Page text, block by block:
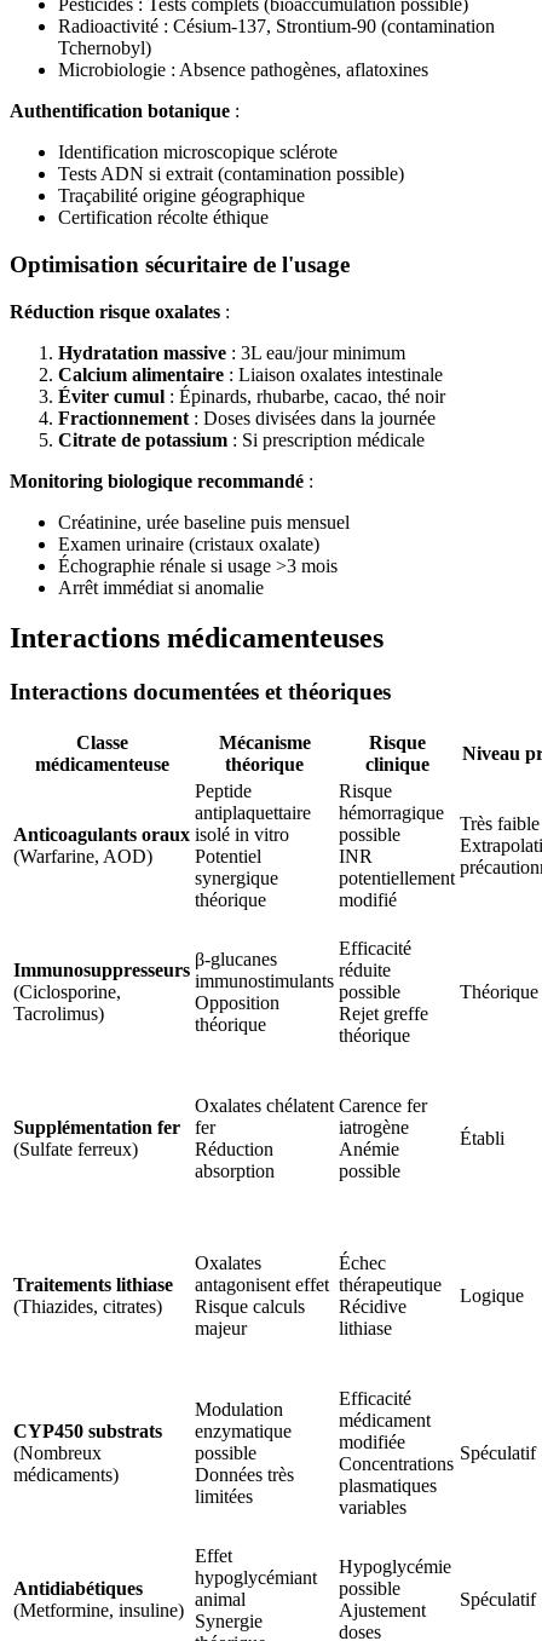
Pesticides : Tests complets (bioaccumulation possible)
Radioactivité : Césium-137, Strontium-90 (contamination
Tchernobyl)
Microbiologie : Absence pathogènes, aflatoxines
Authentification botanique :
Identification microscopique sclérote
Tests ADN si extrait (contamination possible)
Traçabilité origine géographique
Certification récolte éthique
Optimisation sécuritaire de l'usage
Réduction risque oxalates :
Hydratation massive : 3L eau/jour minimum
Calcium alimentaire : Liaison oxalates intestinale
Éviter cumul : Épinards, rhubarbe, cacao, thé noir
Fractionnement : Doses divisées dans la journée
Citrate de potassium : Si prescription médicale
Monitoring biologique recommandé :
Créatinine, urée baseline puis mensuel
Examen urinaire (cristaux oxalate)
Échographie rénale si usage >3 mois
Arrêt immédiat si anomalie
Interactions médicamenteuses
Interactions documentées et théoriques
Classe
médicamenteuse
Mécanisme
théorique
Risque
clinique
Niveau
Anticoagulants oraux
(Warfarine, AOD)
Peptide
antiplaquettaire
isolé in vitro
Potentiel
synergique
théorique
Risque
hémorragique
possible
INR
potentiellement
modifié
Très faible
Immunosuppresseurs
(Ciclosporine,
Tacrolimus)
β-glucanes
immunostimulants
Opposition
théorique
Efficacité
réduite
possible
Rejet greffe
théorique
Théorique
Supplémentation fer
(Sulfate ferreux)
Oxalates chélatent
fer
Réduction
absorption
Carence fer
iatrogène
Anémie
possible
Établi
Traitements lithiase
(Thiazides, citrates)
Oxalates
antagonisent effet
Risque calculs
majeur
Échec
thérapeutique
Récidive
lithiase
Logique
CYP450 substrats
(Nombreux
médicaments)
Modulation
enzymatique
possible
Données très
limitées
Efficacité
médicament
modifiée
Concentrations
plasmatiques
variables
Spéculatif
Antidiabétiques
(Metformine, insuline)
Effet
hypoglycémiant
animal
Synergie
Hypoglycémie
possible
Ajustement
doses
Spéculatif